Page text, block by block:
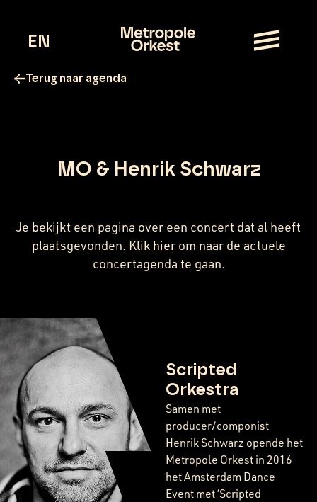
EN
Terug naar agenda
MO & Henrik Schwarz
Je bekijkt een pagina over een concert dat al heeft
plaatsgevonden. Klik hierom naar de actuele
concertagenda te gaan.
Scripted
Orkestra
Samen met
producer/componist
Henrik Schwarz opende het
Metropole Orkest in 2016
het Amsterdam Dance
Event met ‘Scripted